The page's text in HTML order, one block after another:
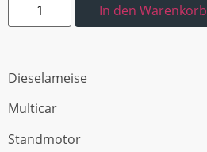
In den Warenkorb
Dieselameise
Multicar
Standmotor